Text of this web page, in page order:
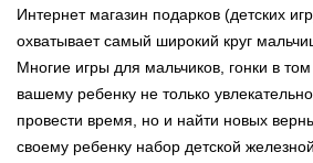
Интернет магазин подарков (детских
охватывает самый широкий круг
Многие игры для мальчиков, гонки в
вашему ребенку не только
провести время, но и найти новых
своему ребенку набор детской